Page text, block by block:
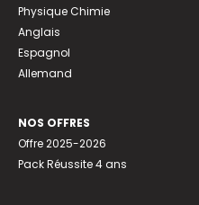
Physique Chimie
Anglais
Espagnol
Allemand
NOS OFFRES
Offre 2025-2026
Pack Réussite 4 ans